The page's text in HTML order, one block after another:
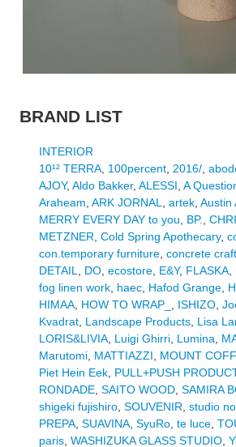
BRAND LIST
INTERIOR
10¹² TERRA, 100percent, 2016/,
AJOY, Aldo Bakker, ALESSI A
Araheam ARK JORNAL artek, Austin
MERRY EVERY DAY to you
BP.
METZNER Cold Spring Apothecary,
con.temporary furniture, concrete craft
DETAIL
DO, ecostore, E&Y, FLASKA,
fog linen work, haec, Hafod Grange,
HIMAA, HOW TO WRAP_ ISHIZO,
Kvadrat, Landscape Products, Lisa
LORIS&LIVIA, Luigi Ghirri, Lumina
Marutomi, MATTIAZZI MOUNT
Piet Hein Eek, PULL+PUSH
RONDADE, SAITO WOOD, SAMIRA
shigeki fujishiro, SOUVENIR studio
PREPA, SUAVINA, SyuRo, te luce,
paris, WASHIZUKA GLASS STUDIO,